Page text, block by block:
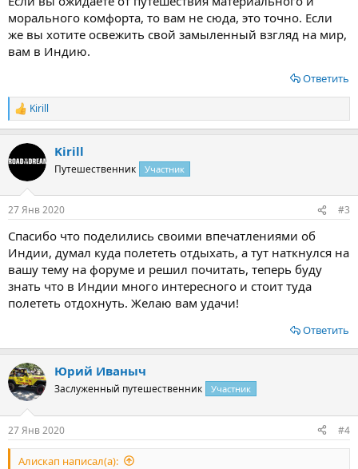
морального комфорта, то вам не сюда, это точно. Если
же вы хотите освежить свой замыленный взгляд на мир,
вам в Индию.
Ответить
Р
е
к
ц
и
Kirill
Kirill
Путешественник Участник
27 Янв 2020 #3
Спасибо что поделились своими впечатлениями об
Индии, думал куда полететь отдыхать, а тут наткнулся на
вашу тему на форуме и решил почитать, теперь буду
знать что в Индии много интересного и стоит туда
полететь отдохнуть. Желаю вам удачи!
Ответить
Юрий Иваныч
Заслуженный путешественник Участник
27 Янв 2020 #4
Алискап написал(а):